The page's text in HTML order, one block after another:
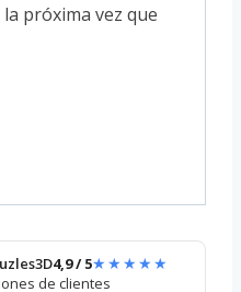
próxima vez que
4,9 / 5★★★★★
de clientes